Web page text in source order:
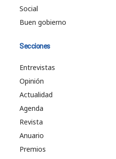
Social
Buen gobierno
Secciones
Entrevistas
Opinión
Actualidad
Agenda
Revista
Anuario
Premios